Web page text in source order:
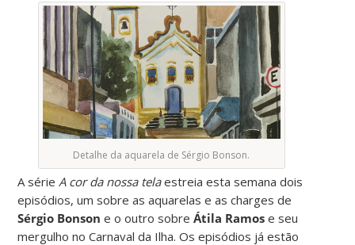
Detalhe da aquarela de Sérgio Bonson.
A série A cor da nossa telaestreia esta semana dois
episódios, um sobre as aquarelas e as charges de
Sérgio Bonson e o outro sobre Átila Ramos e seu
mergulho no Carnaval da Ilha. Os episódios já estão